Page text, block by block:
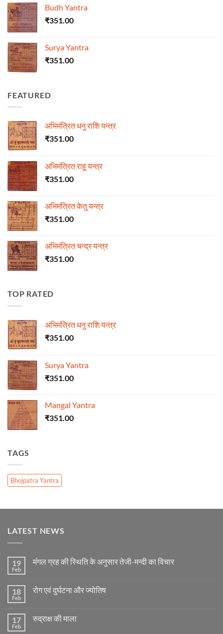
Budh Yantra
₹351.00
Surya Yantra
₹351.00
FEATURED
अभिमंत्रित धनु राशि यन्त्र
₹351.00
अभिमंत्रित राहू यन्त्र
₹351.00
अभिमंत्रित केतु यन्त्र
₹351.00
अभिमंत्रित चन्द्र यन्त्र
₹351.00
TOP RATED
अभिमंत्रित धनु राशि यन्त्र
₹351.00
Surya Yantra
₹351.00
Mangal Yantra
₹351.00
TAGS
Bhojpatra Yantra
LATEST NEWS
19
Feb
मंगल ग्रह की स्थिति के अनुसार तेजी-मन्दी का विचार
मंगल
के
अनुसार
18
Feb
रोग एवं दुर्घटना और ज्योतिष
रोग
17
Feb
रुद्राक्ष की माला